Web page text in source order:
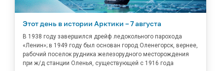
Этот день в истории Арктики – 7 августа
В 1938 году завершился дрейф ледокольного парохода
«Ленин»; в 1949 году был основан город Оленегорск, вернее,
рабочий поселок рудника железорудного месторождения
при ж/д станции Оленья, существующей с 1916 года